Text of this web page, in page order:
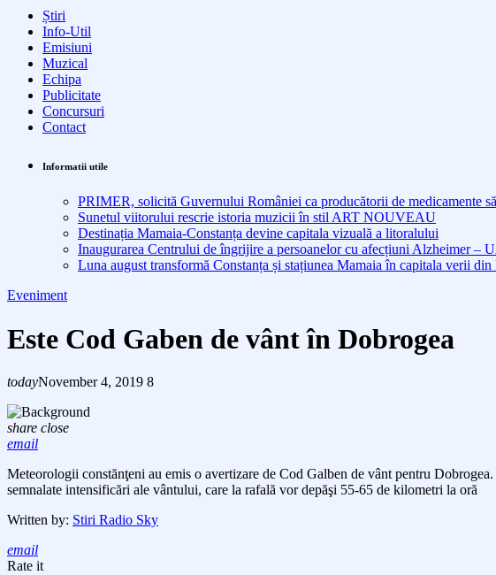
Știri
Info-Util
Emisiuni
Muzical
Echipa
Publicitate
Concursuri
Contact
Informatii utile
PRIMER, solicită Guvernului României ca producătorii de medicamente
Sunetul viitorului rescrie istoria muzicii în stil ART NOUVEAU
Destinația Mamaia-Constanța devine capitala vizuală a litoralului
Inaugurarea Centrului de îngrijire a persoanelor cu afecțiuni Alzheimer –
Luna august transformă Constanța și stațiunea Mamaia în capitala verii din
Eveniment
Este Cod Gaben de vânt în Dobrogea
todayNovember 4, 2019 8
share close
email
Meteorologii constănţeni au emis o avertizare de Cod Galben de vânt pentru Dobrogea.
semnalate intensificări ale vântului, care la rafală vor depăşi 55-65 de kilometri la oră
Written by: Stiri Radio Sky
email
Rate it